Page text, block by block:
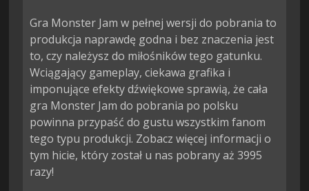
Gra Monster Jam w pełnej wersji do pobrania to
produkcja naprawdę godna i bez znaczenia jest
to, czy należysz do miłośników tego gatunku.
Wciągający gameplay, ciekawa grafika i
imponujące efekty dźwiękowe sprawią, że cała
gra Monster Jam do pobrania po polsku
powinna przypaść do gustu wszystkim fanom
tego typu produkcji. Zobacz więcej informacji o
tym hicie, który został u nas pobrany aż 3995
razy!